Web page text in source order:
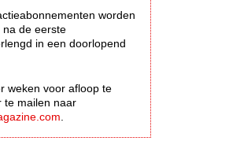
worden
na de eerste
in een doorlopend
weken voor afloop te
te mailen naar